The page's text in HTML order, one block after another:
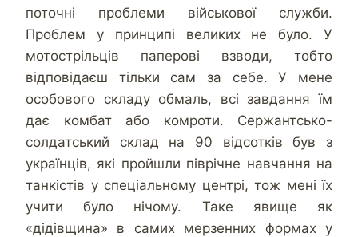
поточні проблеми військової служби.
Проблем у принципі великих не було. У
мотострільців паперові взводи, тобто
відповідаєш тільки сам за себе. У мене
особового складу обмаль, всі завдання їм
дає комбат або комроти. Сержантсько-
солдатський склад на 90 відсотків був з
українців, які пройшли піврічне навчання на
танкістів у спеціальному центрі, тож мені їх
учити було нічому. Таке явище як
«дідівщина» в самих мерзенних формах у